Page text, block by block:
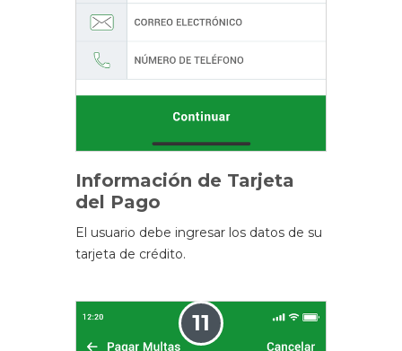
Información de Tarjeta
del Pago
El usuario debe ingresar los datos de su
tarjeta de crédito.
11